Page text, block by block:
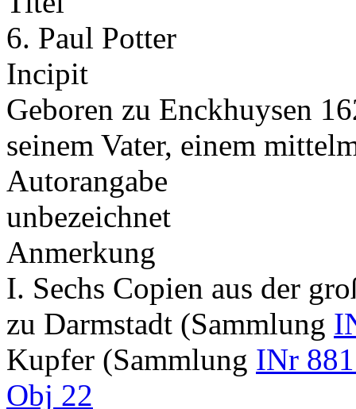
6. Paul Potter
Incipit
Geboren zu Enckhuysen
seinem Vater, einem
Autorangabe
unbezeichnet
Anmerkung
I. Sechs Copien aus der
zu Darmstadt (Sammlung
Kupfer (Sammlung INr
Obj 22